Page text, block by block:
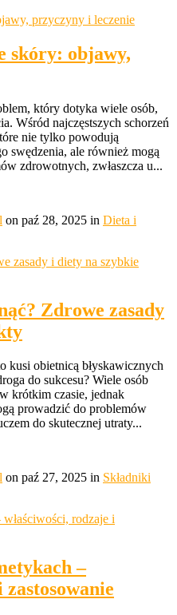
skóry: objawy,
który dotyka wiele osób,
Wśród najczęstszych schorzeń
nie tylko powodują
swędzenia, ale również mogą
zdrowotnych, zwłaszcza u...
on paź 28, 2025 in Dieta i
Zdrowe zasady
kusi obietnicą błyskawicznych
do sukcesu? Wiele osób
krótkim czasie, jednak
prowadzić do problemów
do skutecznej utraty...
on paź 27, 2025 in Składniki
–
zastosowanie